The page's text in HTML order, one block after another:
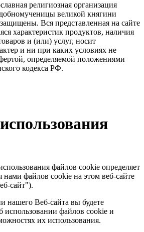
религиозная организация
великой княгини
Вся представленная на сайте
характеристик продуктов, наличия
и (или) услуг, носит
и ни при каких условиях не
определяемой положениями
кодекса РФ.
файлов cookie определяет
нами файлов cookie на этом веб-сайте
сайт").
нашего Веб-сайта вы будете
файлов cookie и
их использования.